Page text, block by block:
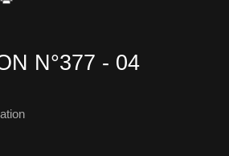
N°377 - 04